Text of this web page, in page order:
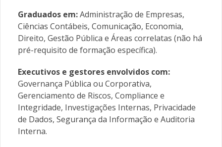
Graduados em:Administração de Empresas,
Ciências Contábeis, Comunicação, Economia,
Direito, Gestão Pública e Áreas correlatas (não há
pré-requisito de formação específica).
Executivos e gestores envolvidos com:
Governança Pública ou Corporativa,
Gerenciamento de Riscos, Compliance e
Integridade, Investigações Internas, Privacidade
de Dados, Segurança da Informação e Auditoria
Interna.